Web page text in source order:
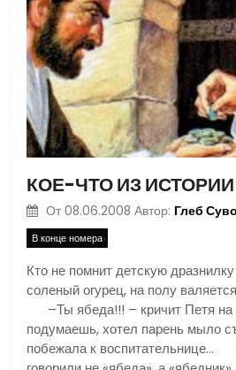
От 08.06.2008 Автор: Глеб
В конце номера
Кто не помнит детскую
соленый огурец, на полу
–Ты ябеда!!! – кричит Петя на
подумаешь, хотел парень мыло
побежала к воспитательнице…